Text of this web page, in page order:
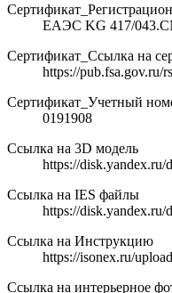
ЕАЭС KG 417/
Сертификат_Ссылка на
https://pub.fsa.gov.ru/
Сертификат_Учетный
0191908
Ссылка на 3D модель
https://
Ссылка на IES файлы
https://disk.yandex.ru/
Ссылка на Инструкцию
https://isonex.ru/
Ссылка на интерьерное